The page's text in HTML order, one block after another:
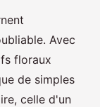
Avec
floraux
de simples
celle d'un